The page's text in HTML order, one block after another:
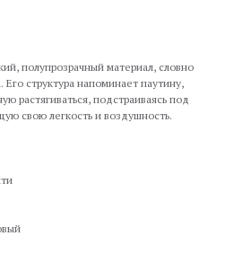
полупрозрачный материал, словно
Его структура напоминает паутину,
растягиваться, подстраиваясь под
свою легкость и воздушность.